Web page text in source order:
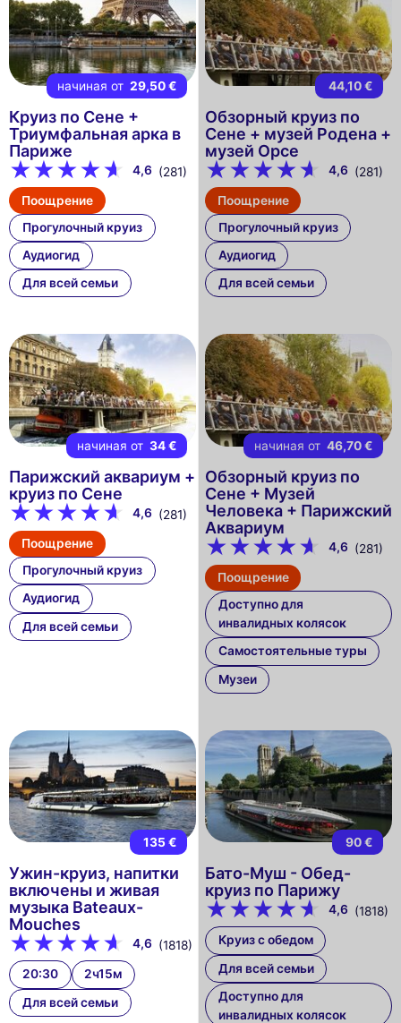
начиная от 29,50 €
Круиз по Сене +
Триумфальная арка в
Париже
4,6 (281)
Поощрение
Прогулочный круиз
Аудиогид
Для всей семьи
44,10 €
Обзорный круиз по
Сене + музей Родена +
музей Орсе
4,6 (281)
Поощрение
Прогулочный круиз
Аудиогид
Для всей семьи
начиная от 34 €
Парижский аквариум +
круиз по Сене
4,6 (281)
Поощрение
Прогулочный круиз
Аудиогид
Для всей семьи
начиная от 46,70 €
Обзорный круиз по
Сене + Музей
Человека + Парижский
Аквариум
4,6 (281)
Поощрение
Доступно для
инвалидных колясок
Самостоятельные туры
Музеи
135 €
Ужин-круиз, напитки
включены и живая
музыка Bateaux-
Mouches
4,6 (1818)
20:30
2ч15м
Для всей семьи
90 €
Бато-Муш - Обед-
круиз по Парижу
4,6 (1818)
Круиз с обедом
Для всей семьи
Доступно для
инвалидных колясок